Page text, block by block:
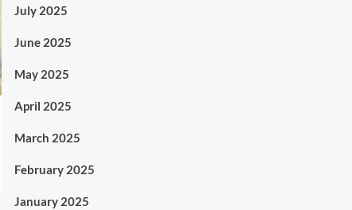
July 2025
June 2025
May 2025
April 2025
March 2025
February 2025
January 2025